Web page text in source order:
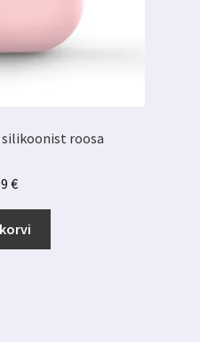
roosa
€